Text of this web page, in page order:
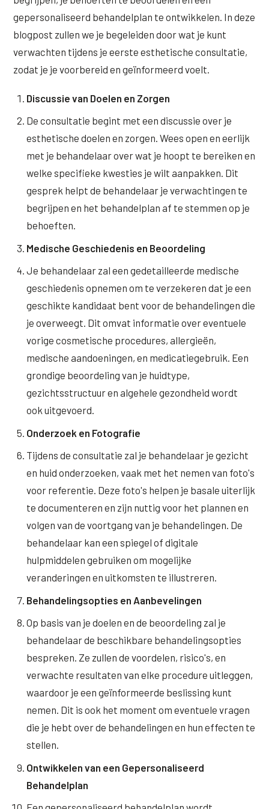
Wangen
CONTOUR & HALS
Kaaklijn
Handen
Rimpels
Overmatig zweten
Saypha Volume Plus
Sculptra (collageen aanmaak)
Silhouette Soft
HUID & AANVULLEND
Epionce huidverzorging
Plexr Soft Surgery
PRP-behandeling
Tretinoïne (vitamine A zuur) crème
XL Hair
Alle behandelingen →
Volume Verlies Profiel
Atletisch verouderings profiel
Digitale Nek Profiel
gepersonaliseerd behandelplan te ontwikkelen. In deze
blogpost zullen we je begeleiden door wat je kunt
verwachten tijdens je eerste esthetische consultatie,
zodat je je voorbereid en geïnformeerd voelt.
Discussie van Doelen en Zorgen
De consultatie begint met een discussie over je
esthetische doelen en zorgen. Wees open en eerlijk
met je behandelaar over wat je hoopt te bereiken en
welke specifieke kwesties je wilt aanpakken. Dit
gesprek helpt de behandelaar je verwachtingen te
begrijpen en het behandelplan af te stemmen op je
behoeften.
Medische Geschiedenis en Beoordeling
Je behandelaar zal een gedetailleerde medische
geschiedenis opnemen om te verzekeren dat je een
geschikte kandidaat bent voor de behandelingen die
je overweegt. Dit omvat informatie over eventuele
vorige cosmetische procedures, allergieën,
medische aandoeningen, en medicatiegebruik. Een
grondige beoordeling van je huidtype,
gezichtsstructuur en algehele gezondheid wordt
ook uitgevoerd.
Onderzoek en Fotografie
Tijdens de consultatie zal je behandelaar je gezicht
en huid onderzoeken, vaak met het nemen van foto's
voor referentie. Deze foto's helpen je basale uiterlijk
te documenteren en zijn nuttig voor het plannen en
volgen van de voortgang van je behandelingen. De
behandelaar kan een spiegel of digitale
hulpmiddelen gebruiken om mogelijke
veranderingen en uitkomsten te illustreren.
Behandelingsopties en Aanbevelingen
Op basis van je doelen en de beoordeling zal je
behandelaar de beschikbare behandelingsopties
bespreken. Ze zullen de voordelen, risico's, en
verwachte resultaten van elke procedure uitleggen,
waardoor je een geïnformeerde beslissing kunt
nemen. Dit is ook het moment om eventuele vragen
die je hebt over de behandelingen en hun effecten te
stellen.
Ontwikkelen van een Gepersonaliseerd
Behandelplan